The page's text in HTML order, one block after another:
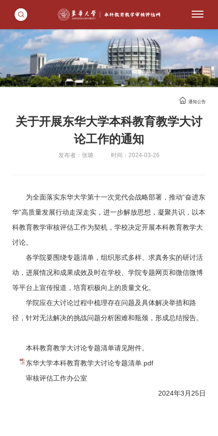
通知公告
关于开展东华大学本科教育教学大讨
论工作的通知
发布者：张璐 时间：2024-03-26
为全面落实东华大学第十一次党代会战略部署，推动“奋进东
华”高质量发展行动走深走实，进一步解放思想，凝聚共识，以本
科教育教学审核评估工作为契机，学校决定开展本科教育教学大
讨论。
各学院要围绕专题清单，组织形式多样、求真务实的研讨活
动，进展情况和成果成效及时在学校、学院专题网页和微信微博
等平台上宣传报道，培育积极向上的质量文化。
学院应在大讨论过程中梳理存在问题及具体解决举措和路
径，针对无法解决的挑战问题分析困难和瓶颈，形成总结报告。
本科教育教学大讨论专题清单请见附件。
东华大学本科教育教学大讨论专题清单.pdf
审核评估工作办公室
2024年3月25日